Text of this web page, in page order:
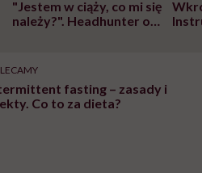
"Jestem w ciąży, co mi się
należy?". Headhunter o
pracy
fasting – zasady i
Co to za dieta?